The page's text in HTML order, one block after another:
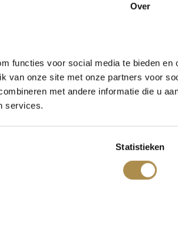
Over
functies voor social media te bieden en
van onze site met onze partners voor
met andere informatie die u
services.
Statistieken